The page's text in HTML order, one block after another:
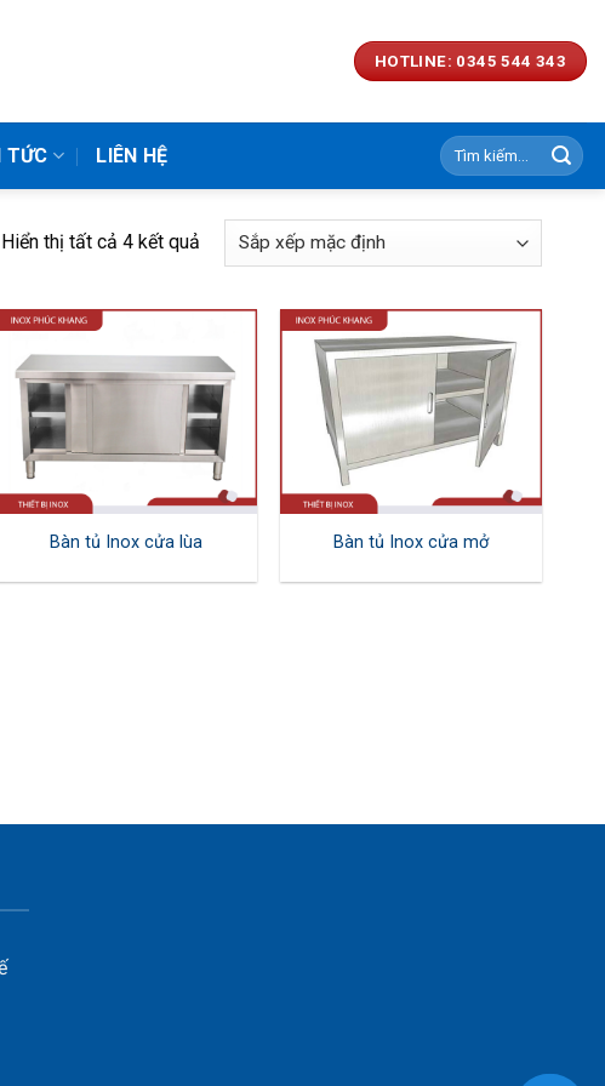
HOTLINE: 0345 544 343
TỨC LIÊN HỆ
Tìm
kiếm:
Hiển thị tất cả 4 kết quả
Bàn tủ Inox cửa lùa Bàn tủ Inox cửa mở